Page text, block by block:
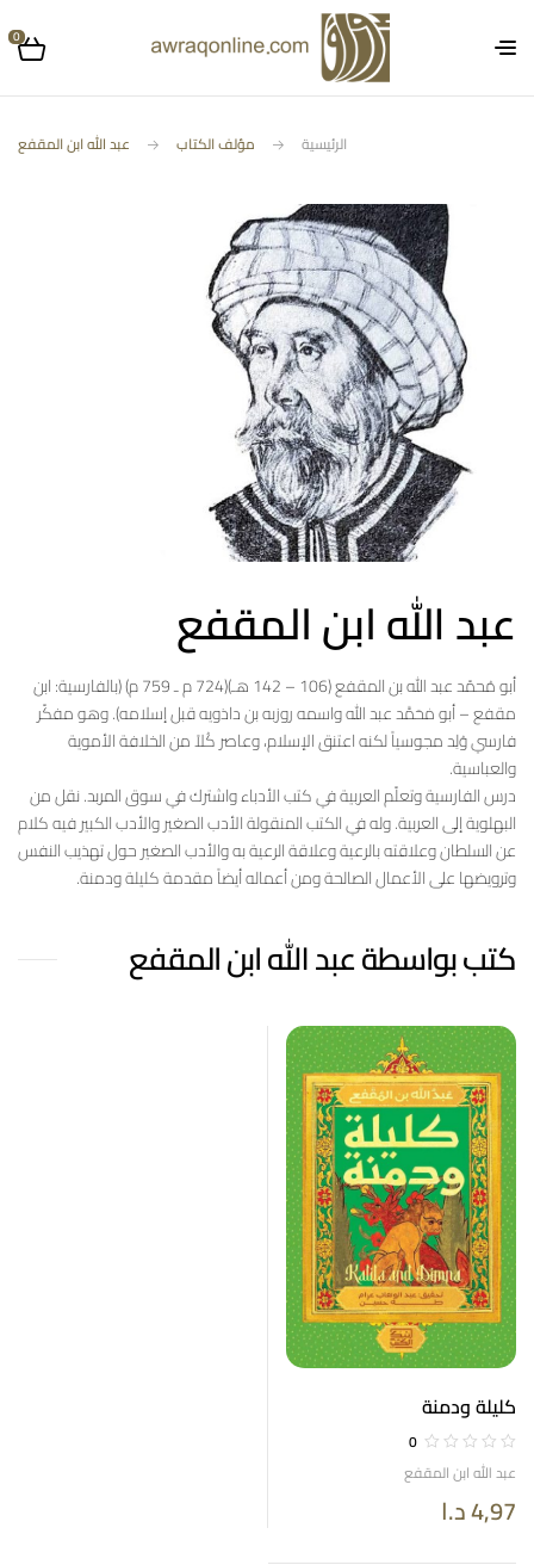
0
الرئيسية مؤلف الكتاب عبد الله ابن المقفع
عبد الله ابن المقفع
أبو مُحمّد عبد الله بن المقفع (106 – 142 هـ)(724 م ـ 759 م) (بالفارسية: ابن
مقفع – أبو مٰحَمَّد عبد الله واسمه روزبه بن داذويه قبل إسلامه). وهو مفكّر
فارسي وُلِد مجوسياً لكنه اعتنق الإسلام، وعاصر كُلاً من الخلافة الأموية
والعباسية.
درس الفارسية وتعلّم العربية في كتب الأدباء واشترك في سوق المربد. نقل من
البهلوية إلى العربية. وله في الكتب المنقولة الأدب الصغير والأدب الكبير فيه كلام
عن السلطان وعلاقته بالرعية وعلاقة الرعية به والأدب الصغير حول تهذيب النفس
وترويضها على الأعمال الصالحة ومن أعماله أيضاً مقدمة كليلة ودمنة.
كتب بواسطة عبد الله ابن المقفع
كليلة ودمنة
0
عبد الله ابن المقفع
4,97د.ا